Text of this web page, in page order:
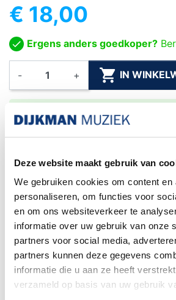
Deze website maakt gebruik van
We gebruiken cookies om content en
personaliseren, om functies voor
en om ons websiteverkeer te
informatie over uw gebruik van onze
partners voor social media,
partners kunnen deze gegevens
informatie die u aan ze heeft
verzameld op basis van uw gebruik
€ 18,00
Ergens anders goedkoper?
- +  IN
 Levertijd: 1 - 5
Vanaf €75
Exacte levertijd weten?
Bel naar de winkel! 020-
Het kiezen van eenDHL
mogelijk wanneer uw
bevat. Dit formaat
postpunt namelijk niet
Familiebedrijf sinds 1958